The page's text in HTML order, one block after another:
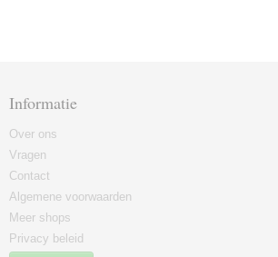
Informatie
Over ons
Vragen
Contact
Algemene voorwaarden
Meer shops
Privacy beleid